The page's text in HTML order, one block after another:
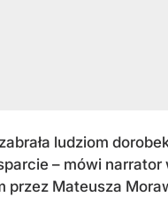
ludziom
– mówi
przez Mateusza